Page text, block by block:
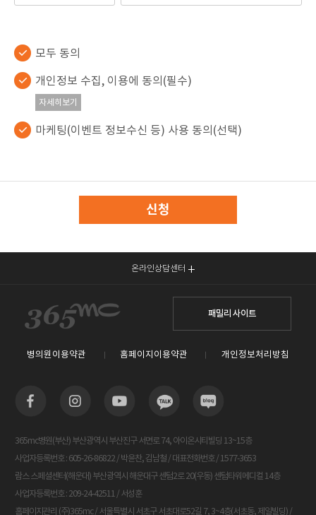
모두 동의
개인정보 수집, 이용에 동의(필수)
자세히보기
마케팅(이벤트 정보수신 등) 사용 동의(선택)
신청
온라인상담센터
패밀리 사이트
병의원이용약관 홈페이지이용약관 개인정보처리방침
365mc병원(부산) 부산광역시 부산진구 서면로 74, 아이온시티빌딩 13~15층
사업자등록번호 : 605-26-86822 / 박윤찬, 김남철 / 대표전화번호 / 1577-3653
람스 스페셜센터(해운대) 부산광역시 해운대구 센텀2로 20(우동) 센텀타워메디컬 14층
사업자등록번호 : 209-24-42511 / 서성훈
홈페이지관리 (주)365mc / 서울특별시 서초구 서초대로52길 7, 3~4층(서초동, 제일빌딩) /